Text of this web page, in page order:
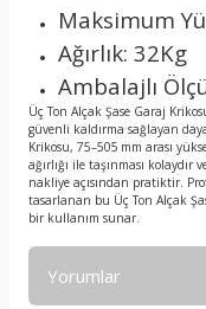
Maksimum
Ağırlık: 32Kg
Ambalajlı
Üç Ton Alçak Şase Garaj
güvenli kaldırma sağlayan
Krikosu, 75–505 mm arası
ağırlığı ile taşınması
nakliye açısından pratiktir.
tasarlanan bu Üç Ton Alçak
bir kullanım sunar.
Yorumlar